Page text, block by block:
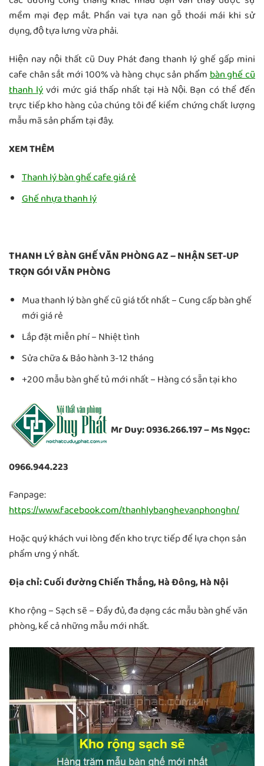
mềm mại đẹp mắt. Phần vai tựa nan gỗ thoái mái khi sử
dụng, độ tựa lưng vừa phải.
Hiện nay nội thất cũ Duy Phát đang thanh lý ghế gấp mini
cafe chân sắt mới 100% và hàng chục sản phẩmbàn ghế cũ
thanh lývới mức giá thấp nhất tại Hà Nội. Bạn có thể đến
trực tiếp kho hàng của chúng tôi để kiểm chứng chất lượng
mẫu mã sản phẩm tại đây.
XEM THÊM
Thanh lý bàn ghế cafe giá rẻ
Ghế nhựa thanh lý
THANH LÝ BÀN GHẾ VĂN PHÒNG AZ – NHẬN SET-UP
TRỌN GÓI VĂN PHÒNG
Mua thanh lý bàn ghế cũ giá tốt nhất – Cung cấp bàn ghế
mới giá rẻ
Lắp đặt miễn phí – Nhiệt tình
Sửa chữa & Bảo hành 3-12 tháng
+200 mẫu bàn ghế tủ mới nhất – Hàng có sẵn tại kho
Mr Duy: 0936.266.197 – Ms Ngọc:
0966.944.223
Fanpage:
https://www.facebook.com/thanhlybanghevanphonghn/
Hoặc quý khách vui lòng đến kho trực tiếp để lựa chọn sản
phẩm ưng ý nhất.
Địa chỉ: Cuối đường Chiến Thắng, Hà Đông, Hà Nội
Kho rộng – Sạch sẽ – Đầy đủ, đa dạng các mẫu bàn ghế văn
phòng, kể cả những mẫu mới nhất.